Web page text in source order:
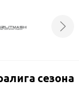
сезона